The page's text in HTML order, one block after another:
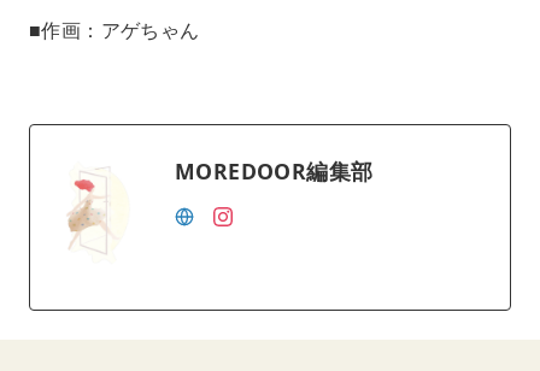
■作画：アゲちゃん
MOREDOOR編集部